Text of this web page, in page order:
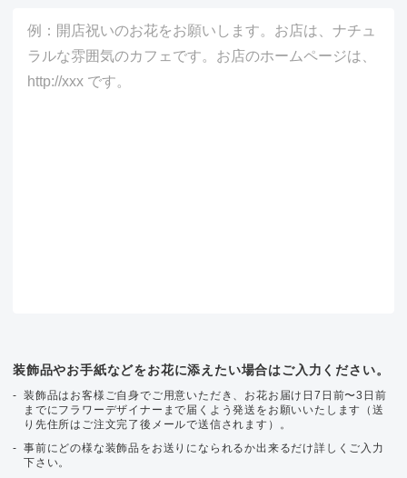
装飾品やお手紙などをお花に添えたい場合はご入力ください。
装飾品はお客様ご自身でご用意いただき、お花お届け日7日前〜3日前
までにフラワーデザイナーまで届くよう発送をお願いいたします（送
り先住所はご注文完了後メールで送信されます）。
事前にどの様な装飾品をお送りになられるか出来るだけ詳しくご入力
下さい。